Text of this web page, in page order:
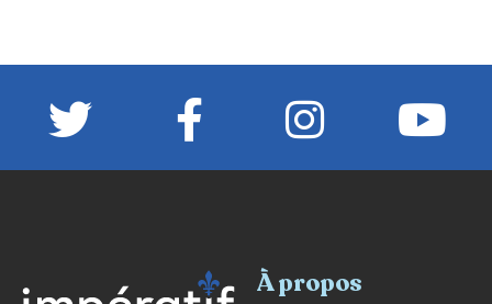
À propos